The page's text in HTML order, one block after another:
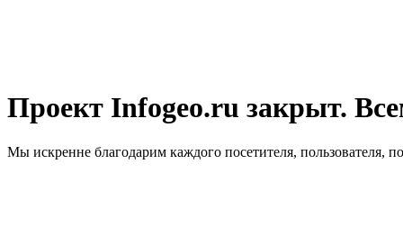
Проект Infogeo.ru закрыт.
Мы искренне благодарим каждого посетителя, пользователя,